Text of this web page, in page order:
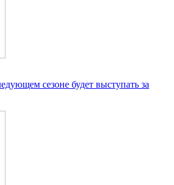
сезоне будет выступать за